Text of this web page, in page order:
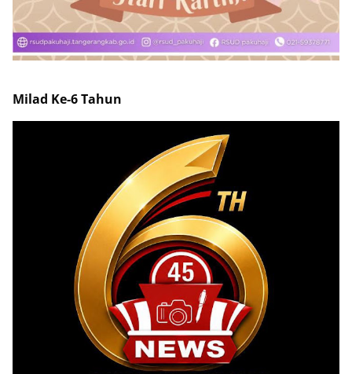
Milad Ke-6 Tahun